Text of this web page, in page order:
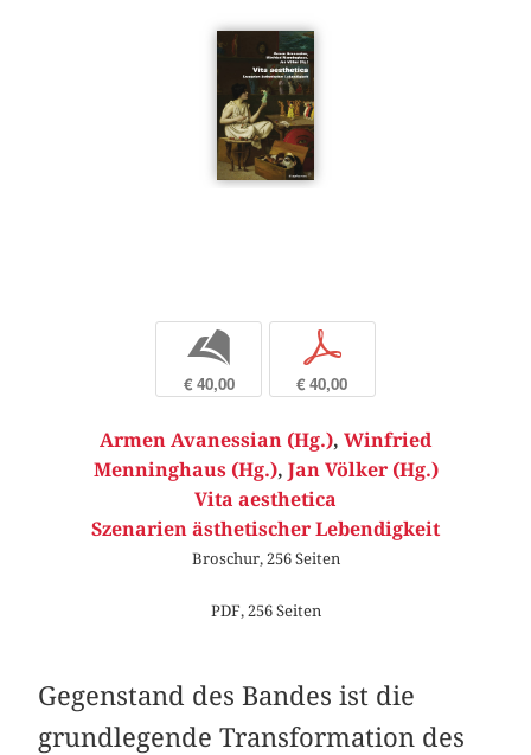
b
€ 40,00
p
€ 40,00
Armen Avanessian (Hg.), Winfried
Menninghaus (Hg.), Jan Völker (Hg.)
Vita aesthetica
Szenarien ästhetischer Lebendigkeit
Broschur, 256 Seiten
PDF, 256 Seiten
Gegenstand des Bandes ist die
grundlegende Transformation des